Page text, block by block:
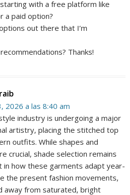
with a free platform like
a paid option?
out there that I’m
Thanks!
2026 a las 8:40 am
industry is undergoing a major
artistry, placing the stitched top
outfits. While shapes and
crucial, shade selection remains
in how these garments adapt year-
the present fashion movements,
away from saturated, bright